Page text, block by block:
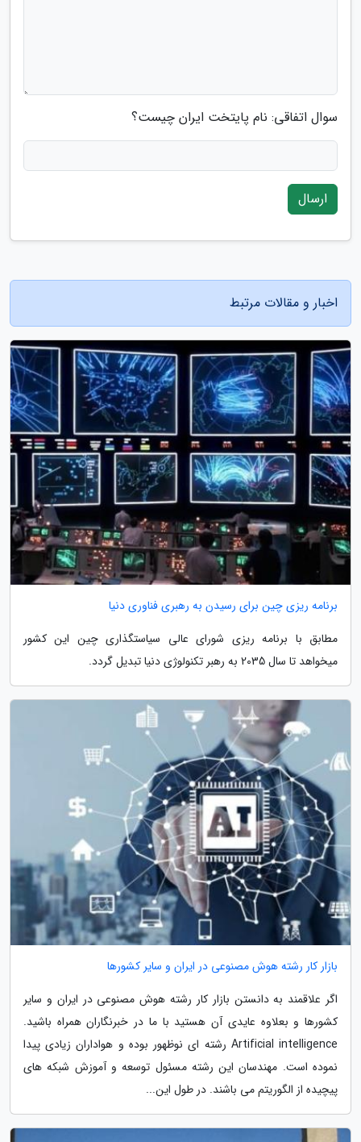
سوال اتفاقی: نام پایتخت ایران چیست؟
ارسال
اخبار و مقالات مرتبط
برنامه ریزی چین برای رسیدن به رهبری فناوری دنیا
مطابق با برنامه ریزی شورای عالی سیاستگذاری چین این کشور
میخواهد تا سال 2035 به رهبر تکنولوژی دنیا تبدیل گردد.
بازار کار رشته هوش مصنوعی در ایران و سایر کشورها
اگر علاقمند به دانستن بازار کار رشته هوش مصنوعی در ایران و سایر
کشورها و بعلاوه عایدی آن هستید با ما در خبرنگاران همراه باشید.
Artificial intelligence رشته ای نوظهور بوده و هواداران زیادی پیدا
نموده است. مهندسان این رشته مسئول توسعه و آموزش شبکه های
پیچیده از الگوریتم می باشند. در طول این...